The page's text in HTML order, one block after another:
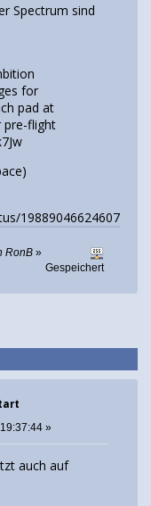
Spectrum sind
for
pad at
pre-flight
RonB »
Gespeichert
»
auch auf